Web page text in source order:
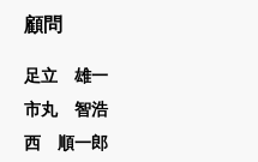
顧問
足立 雄一
市丸 智浩
西 順一郎